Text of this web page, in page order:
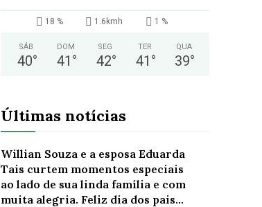
18 % 1.6kmh 1 %
SÁB
40°
DOM
41 °
SEG
42°
TER
41 °
QUA
39°
Últimas notícias
Willian Souza e a esposa Eduarda
Tais curtem momentos especiais
ao lado de sua linda família e com
muita alegria. Feliz dia dos pais...